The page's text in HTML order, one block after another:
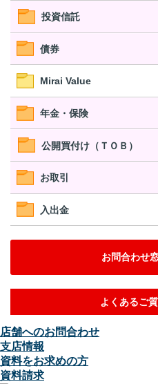
投資信託
債券
Mirai Value
年金・保険
公開買付け（ＴＯＢ）
お取引
入出金
お問合わせ
よくあるご
店舗へのお問合わせ
支店情報
資料をお求めの方
資料請求